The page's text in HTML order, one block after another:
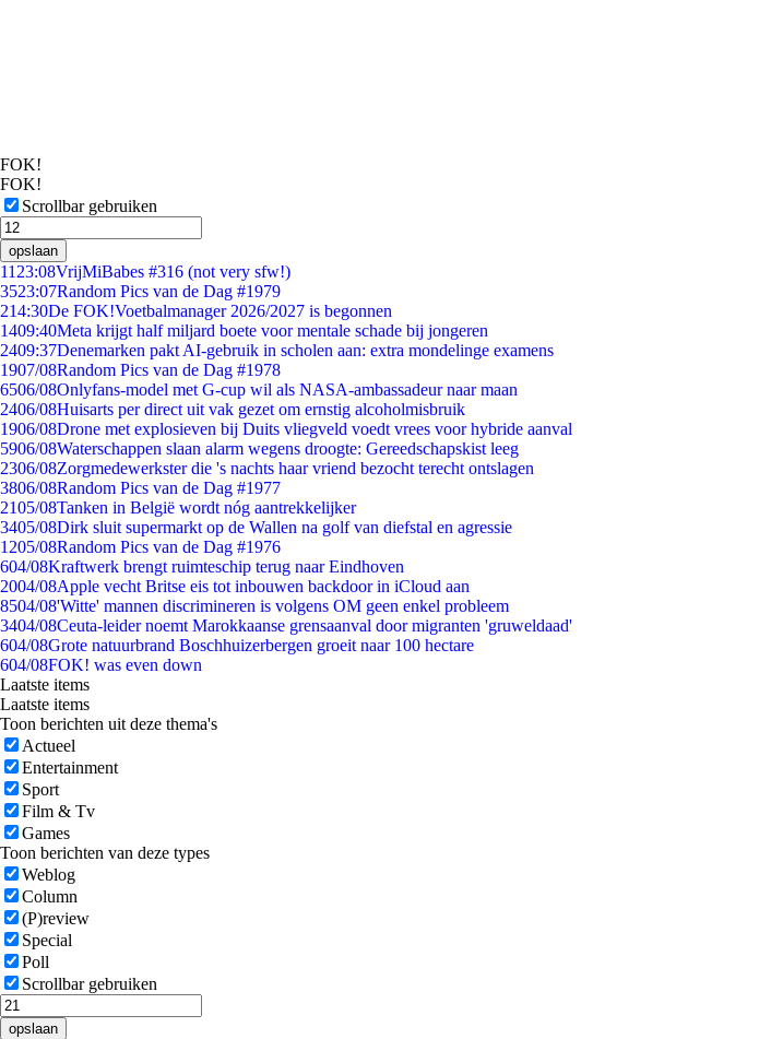
FOK!
FOK!
Scrollbar gebruiken
opslaan
11 23:08VrijMiBabes #316 (not very sfw!)
3523:07Random Pics van de Dag #1979
214:30De FOK!Voetbalmanager 2026/2027 is begonnen
1409:40Meta krijgt half miljard boete voor mentale schade bij jongeren
2409:37Denemarken pakt AI-gebruik in scholen aan: extra mondelinge examens
1907/08Random Pics van de Dag #1978
6506/08Onlyfans-model met G-cup wil als NASA-ambassadeur naar maan
2406/08Huisarts per direct uit vak gezet om ernstig alcoholmisbruik
1906/08Drone met explosieven bij Duits vliegveld voedt vrees voor hybride aanval
5906/08Waterschappen slaan alarm wegens droogte: Gereedschapskist leeg
2306/08Zorgmedewerkster die 's nachts haar vriend bezocht terecht ontslagen
3806/08Random Pics van de Dag #1977
2105/08Tanken in België wordt nóg aantrekkelijker
3405/08Dirk sluit supermarkt op de Wallen na golf van diefstal en agressie
1205/08Random Pics van de Dag #1976
604/08Kraftwerk brengt ruimteschip terug naar Eindhoven
2004/08Apple vecht Britse eis tot inbouwen backdoor in iCloud aan
8504/08'Witte' mannen discrimineren is volgens OM geen enkel probleem
3404/08Ceuta-leider noemt Marokkaanse grensaanval door migranten 'gruweldaad'
604/08Grote natuurbrand Boschhuizerbergen groeit naar 100 hectare
604/08FOK! was even down
Laatste items
Laatste items
Toon berichten uit deze thema's
Actueel
Entertainment
Sport
Film & Tv
Games
Toon berichten van deze types
Weblog
Column
(P)review
Special
Poll
Scrollbar gebruiken
opslaan